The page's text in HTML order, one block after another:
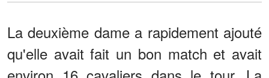
La deuxième dame a rapidement ajouté
qu'elle avait fait un bon match et avait